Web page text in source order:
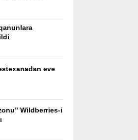
evə
Wildberries-i